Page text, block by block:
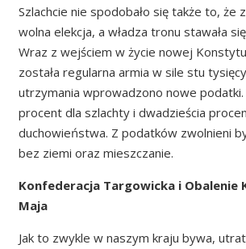
Szlachcie nie spodobało się także to, że
wolna elekcja, a władza tronu stawała
Wraz z wejściem w życie nowej
została regularna armia w sile stu
utrzymania wprowadzono nowe podatki.
procent dla szlachty i dwadzieścia
duchowieństwa. Z podatków zwolnieni
bez ziemi oraz mieszczanie.
Konfederacja Targowicka i Obalenie
Maja
Jak to zwykle w naszym kraju bywa,